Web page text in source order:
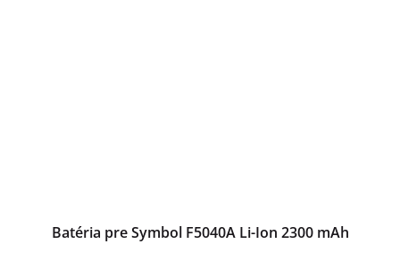
Batéria pre Symbol F5040A Li-Ion 2300 mAh